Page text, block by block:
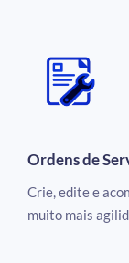
Ordens de
Crie, edite e
muito mais